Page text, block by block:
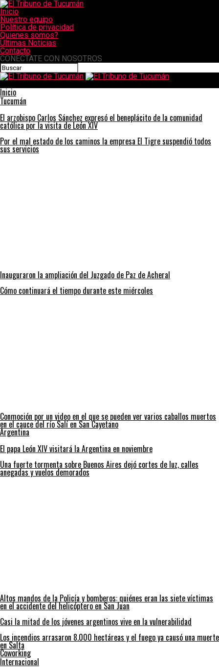
Inicio
Nuestro equipo
Política de privacidad
Quienes somos?
Últimas Noticias
Contacto
CONECTATE CON NOSOTROS
Inicio
Tucumán
El arzobispo Carlos Sánchez expresó el beneplácito de la comunidad
católica por la visita de León XIV
Por el mal estado de los caminos la empresa El Tigre suspendió todos
sus servicios
Inauguraron la ampliación del Juzgado de Paz de Acheral
Cómo continuará el tiempo durante este miércoles
Conmoción por un video en el que se pueden ver varios caballos muertos
en el cauce del río Salí en San Cayetano
Argentina
El papa León XIV visitará la Argentina en noviembre
Una fuerte tormenta sobre Buenos Aires dejó cortes de luz, calles
anegadas y vuelos demorados
Altos mandos de la Policía y bomberos: quiénes eran las siete víctimas
en el accidente del helicóptero en San Juan
Casi la mitad de los jóvenes argentinos vive en la vulnerabilidad
Los incendios arrasaron 8.000 hectáreas y el fuego ya causó una muerte
en Salta
Coworking
Internacional